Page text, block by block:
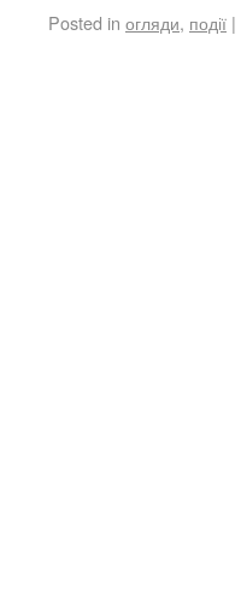
Posted in огляди, події |